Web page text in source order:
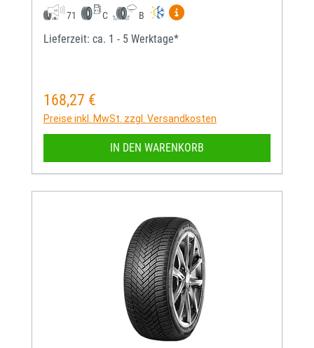
71 C B
Mehr Informationen zum
Lieferzeit: ca. 1 - 5 Werktage*
Regulärer Preis:
168,27 €
Preise inkl. MwSt. zzgl. Versandkosten
IN DEN WARENKORB